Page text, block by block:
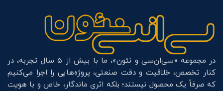
در مجموعه «سی‌ان‌سی و نئون»، ما با بیش از ۵ سال تجربه، در
کنار تخصص، خلاقیت و دقت صنعتی، پروژه‌هایی را اجرا می‌کنیم
که صرفاً یک محصول نیستند؛ بلکه اثری ماندگار، خاص و با هویت